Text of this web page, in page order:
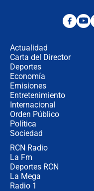
Actualidad
Carta del Director
Deportes
Economía
Emisiones
Entretenimiento
Internacional
Orden Público
Política
Sociedad
RCN Radio
La Fm
Deportes RCN
La Mega
Radio 1